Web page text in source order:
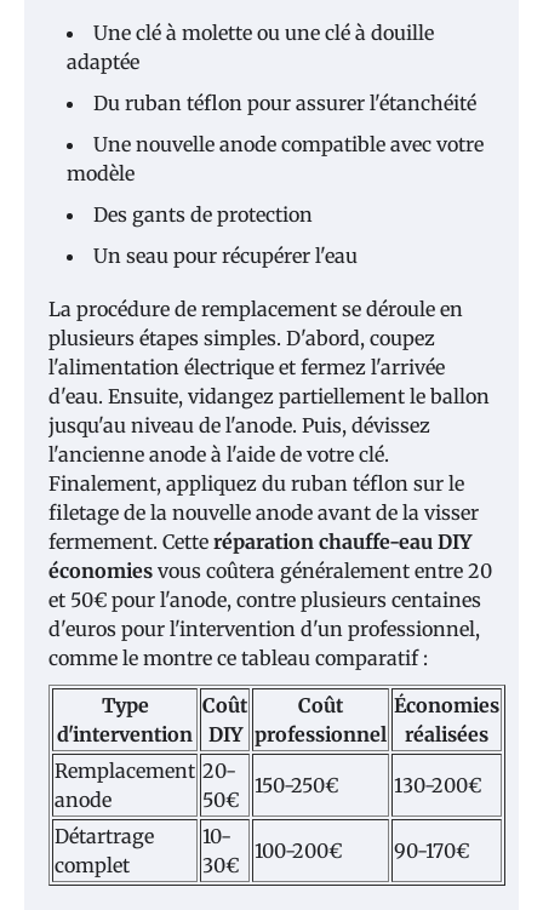
Une clé à molette ou une clé à douille
adaptée
Du ruban téflon pour assurer l'étanchéité
Une nouvelle anode compatible avec votre
modèle
Des gants de protection
Un seau pour récupérer l'eau
La procédure de remplacement se déroule en
plusieurs étapes simples. D'abord, coupez
l'alimentation électrique et fermez l'arrivée
d'eau. Ensuite, vidangez partiellement le ballon
jusqu'au niveau de l'anode. Puis, dévissez
l'ancienne anode à l'aide de votre clé.
Finalement, appliquez du ruban téflon sur le
filetage de la nouvelle anode avant de la visser
fermement. Cette réparation chauffe-eau DIY
économies vous coûtera généralement entre 20
et 50€ pour l'anode, contre plusieurs centaines
d'euros pour l'intervention d'un professionnel,
comme le montre ce tableau comparatif :
Type
d'intervention
Coût
DIY
Coût
professionnel
Économies
réalisées
Remplacement
anode
20-
50€
150-250€ 130-200€
Détartrage
complet
10-
30€
100-200€ 90-170€